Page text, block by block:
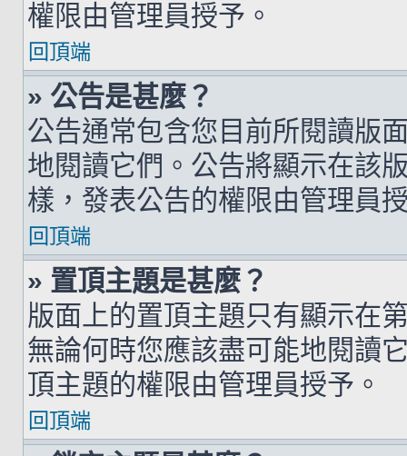
權限由管理員授予。
回頂端
» 公告是甚麼？
公告通常包含您目前所閱讀版
地閱讀它們。公告將顯示在該
樣，發表公告的權限由管理員
回頂端
» 置頂主題是甚麼？
版面上的置頂主題只有顯示在
無論何時您應該盡可能地閱讀
頂主題的權限由管理員授予。
回頂端